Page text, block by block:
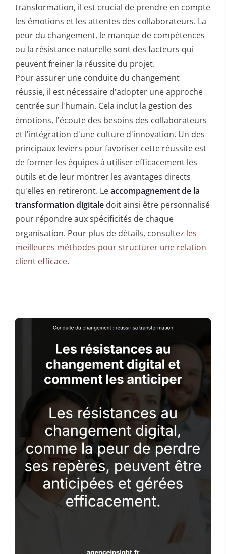
transformation, il est crucial de prendre en compte
les émotions et les attentes des collaborateurs. La
peur du changement, le manque de compétences
ou la résistance naturelle sont des facteurs qui
peuvent freiner la réussite du projet.
Pour assurer une conduite du changement
réussie, il est nécessaire d'adopter une approche
centrée sur l'humain. Cela inclut la gestion des
émotions, l'écoute des besoins des collaborateurs
et l'intégration d'une culture d'innovation. Un des
principaux leviers pour favoriser cette réussite est
de former les équipes à utiliser efficacement les
outils et de leur montrer les avantages directs
qu'elles en retireront. Leaccompagnement de la
transformation digitale doit ainsi être personnalisé
pour répondre aux spécificités de chaque
organisation. Pour plus de détails, consultez les
meilleures méthodes pour structurer une relation
client efficace.